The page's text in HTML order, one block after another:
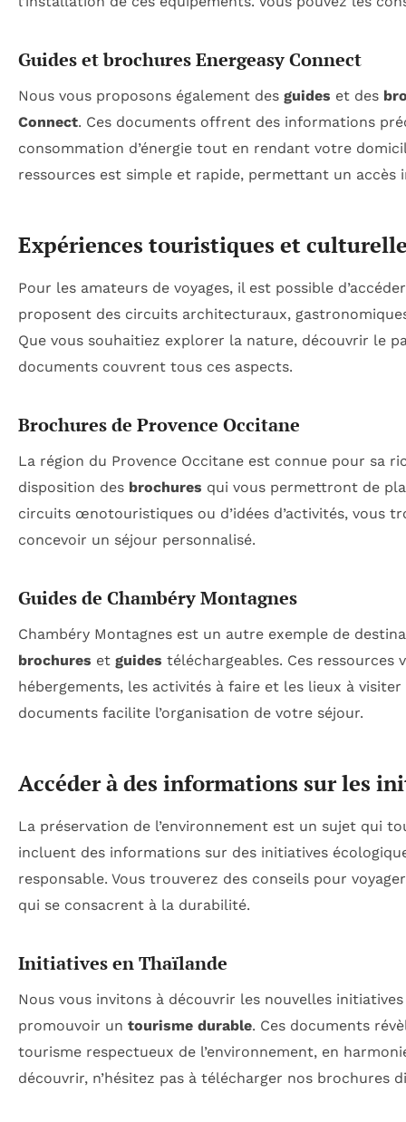
Guides et brochures Energeasy Connect
Nous vous proposons également des guides et des
Connect. Ces documents offrent des informations
consommation d’énergie tout en rendant votre
ressources est simple et rapide, permettant un accès
Expériences touristiques et
Pour les amateurs de voyages, il est possible
proposent des circuits architecturaux,
Que vous souhaitiez explorer la nature, découvrir le
documents couvrent tous ces aspects.
Brochures de Provence Occitane
La région du Provence Occitane est connue pour sa
disposition des brochures qui vous permettront de
circuits œnotouristiques ou d’idées d’activités, vous
concevoir un séjour personnalisé.
Guides de Chambéry Montagnes
Chambéry Montagnes est un autre exemple de
brochures et guides téléchargeables. Ces
hébergements, les activités à faire et les lieux à
documents facilite l’organisation de votre séjour.
Accéder à des informations sur les
La préservation de l’environnement est un sujet qui
incluent des informations sur des initiatives
responsable. Vous trouverez des conseils pour
qui se consacrent à la durabilité.
Initiatives en Thaïlande
Nous vous invitons à découvrir les nouvelles
promouvoir un tourisme durable. Ces documents
tourisme respectueux de l’environnement, en
découvrir, n’hésitez pas à télécharger nos brochures